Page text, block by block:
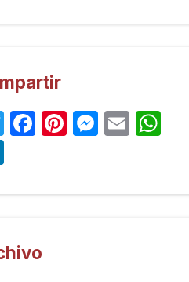
Twitter
Facebook
Pinterest
Email
LinkedIn